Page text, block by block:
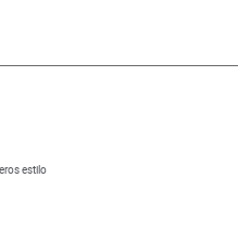
estilo